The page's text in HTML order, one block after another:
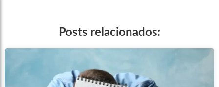
Posts relacionados: